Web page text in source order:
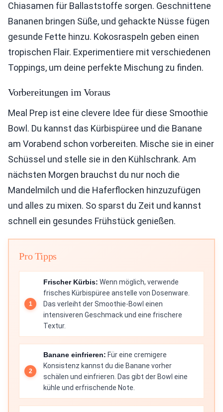
Chiasamen für Ballaststoffe sorgen. Geschnittene
Bananen bringen Süße, und gehackte Nüsse fügen
gesunde Fette hinzu. Kokosraspeln geben einen
tropischen Flair. Experimentiere mit verschiedenen
Toppings, um deine perfekte Mischung zu finden.
Vorbereitungen im Voraus
Meal Prep ist eine clevere Idee für diese Smoothie
Bowl. Du kannst das Kürbispüree und die Banane
am Vorabend schon vorbereiten. Mische sie in einer
Schüssel und stelle sie in den Kühlschrank. Am
nächsten Morgen brauchst du nur noch die
Mandelmilch und die Haferflocken hinzuzufügen
und alles zu mixen. So sparst du Zeit und kannst
schnell ein gesundes Frühstück genießen.
Pro Tipps
Frischer Kürbis: Wenn möglich, verwende
frisches Kürbispüree anstelle von Dosenware.
Das verleiht der Smoothie-Bowl einen
intensiveren Geschmack und eine frischere
Textur.
Banane einfrieren: Für eine cremigere
Konsistenz kannst du die Banane vorher
schälen und einfrieren. Das gibt der Bowl eine
kühle und erfrischende Note.